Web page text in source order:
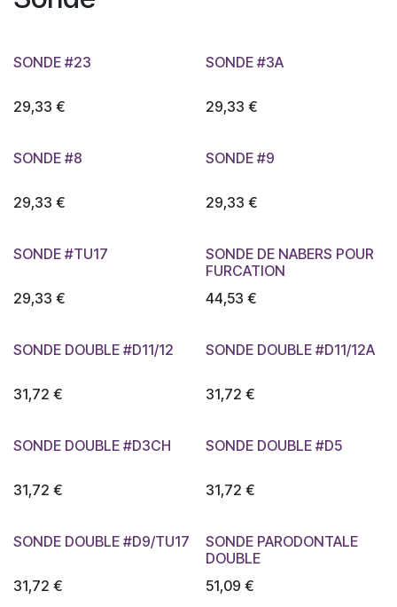
SONDE #23
29,33 €
SONDE #3A
29,33 €
SONDE #8
29,33 €
SONDE #9
29,33 €
SONDE #TU17
29,33 €
SONDE DE NABERS POUR
FURCATION
44,53 €
SONDE DOUBLE #D11/12
31,72 €
SONDE DOUBLE #D11/12A
31,72 €
SONDE DOUBLE #D3CH
31,72 €
SONDE DOUBLE #D5
31,72 €
SONDE DOUBLE #D9/TU17
31,72 €
SONDE PARODONTALE
DOUBLE
51,09 €